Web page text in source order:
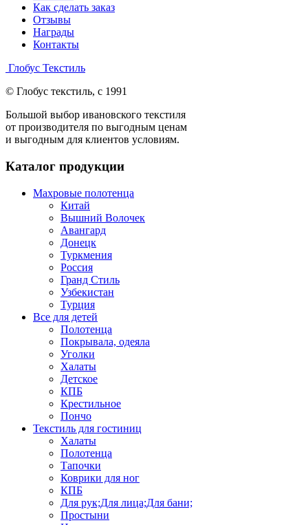
Как сделать заказ
Отзывы
Награды
Контакты
Глобус Текстиль
© Глобус текстиль, с 1991
Большой выбор ивановского текстиля
от производителя по выгодным ценам
и выгодным для клиентов условиям.
Каталог продукции
Махровые полотенца
Китай
Вышний Волочек
Авангард
Донецк
Туркмения
Россия
Гранд Стиль
Узбекистан
Турция
Все для детей
Полотенца
Покрывала, одеяла
Уголки
Халаты
Детское
КПБ
Крестильное
Пончо
Текстиль для гостиниц
Халаты
Полотенца
Тапочки
Коврики для ног
КПБ
Для рук;Для лица;Для бани;
Простыни